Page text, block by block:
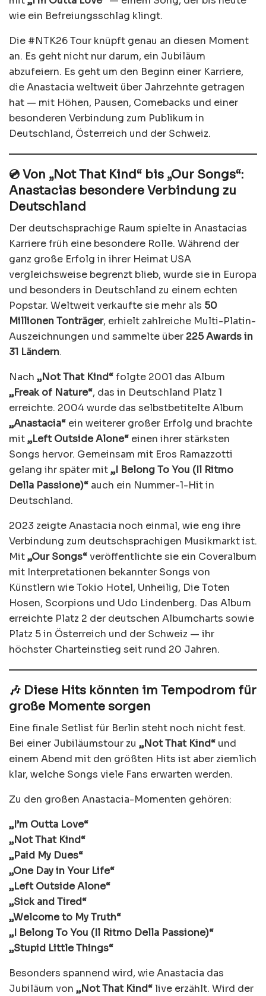
wie ein Befreiungsschlag klingt.
Die #NTK26 Tour knüpft genau an diesen Moment
an. Es geht nicht nur darum, ein Jubiläum
abzufeiern. Es geht um den Beginn einer Karriere,
die Anastacia weltweit über Jahrzehnte getragen
hat — mit Höhen, Pausen, Comebacks und einer
besonderen Verbindung zum Publikum in
Deutschland, Österreich und der Schweiz.
💿 Von „Not That Kind“ bis „Our Songs“:
Anastacias besondere Verbindung zu
Deutschland
Der deutschsprachige Raum spielte in Anastacias
Karriere früh eine besondere Rolle. Während der
ganz große Erfolg in ihrer Heimat USA
vergleichsweise begrenzt blieb, wurde sie in Europa
und besonders in Deutschland zu einem echten
Popstar. Weltweit verkaufte sie mehr als 50
Millionen Tonträger, erhielt zahlreiche Multi-Platin-
Auszeichnungen und sammelte über 225 Awards in
31 Ländern.
Nach „Not That Kind“folgte 2001 das Album
„Freak of Nature“, das in Deutschland Platz 1
erreichte. 2004 wurde das selbstbetitelte Album
„Anastacia“ ein weiterer großer Erfolg und brachte
mit„Left Outside Alone“ einen ihrer stärksten
Songs hervor. Gemeinsam mit Eros Ramazzotti
gelang ihr später mit„I Belong To You (Il Ritmo
Della Passione)“ auch ein Nummer-1-Hit in
Deutschland.
2023 zeigte Anastacia noch einmal, wie eng ihre
Verbindung zum deutschsprachigen Musikmarkt ist.
Mit„Our Songs“veröffentlichte sie ein Coveralbum
mit Interpretationen bekannter Songs von
Künstlern wie Tokio Hotel, Unheilig, Die Toten
Hosen, Scorpions und Udo Lindenberg. Das Album
erreichte Platz 2 der deutschen Albumcharts sowie
Platz 5 in Österreich und der Schweiz — ihr
höchster Charteinstieg seit rund 20 Jahren.
🎶 Diese Hits könnten im Tempodrom für
große Momente sorgen
Eine finale Setlist für Berlin steht noch nicht fest.
Bei einer Jubiläumstour zu „Not That Kind“ und
einem Abend mit den größten Hits ist aber ziemlich
klar, welche Songs viele Fans erwarten werden.
Zu den großen Anastacia-Momenten gehören:
„I’m Outta Love“
„Not That Kind“
„Paid My Dues“
„One Day in Your Life“
„Left Outside Alone“
„Sick and Tired“
„Welcome to My Truth“
„I Belong To You (Il Ritmo Della Passione)“
„Stupid Little Things“
Besonders spannend wird, wie Anastacia das
Jubiläum von „Not That Kind“live erzählt. Wird der